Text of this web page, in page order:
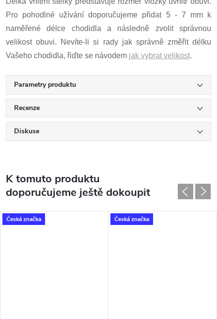
Pro pohodlné užívání doporučujeme přidat 5 - 7 mm k
naměřené délce chodidla a následně zvolit správnou
velikost obuvi. Nevíte-li si rady jak správně změřit délku
Vašeho chodidla, řiďte se návodem jak vybrat velikost.
Parametry produktu
Recenze
Diskuse
K tomuto produktu
doporučujeme ještě dokoupit
Česká značka Česká značka